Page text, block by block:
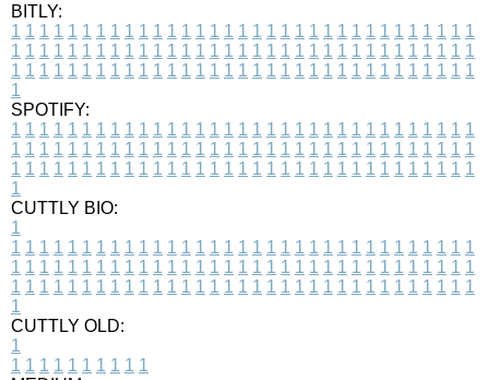
BITLY:
1 1 1 1 1 1 1 1 1 1 1 1 1 1 1 1 1 1 1 1 1 1 1 1 1 1 1 1 1 1 1 1 1
1 1 1 1 1 1 1 1 1 1 1 1 1 1 1 1 1 1 1 1 1 1 1 1 1 1 1 1 1 1 1 1 1
1 1 1 1 1 1 1 1 1 1 1 1 1 1 1 1 1 1 1 1 1 1 1 1 1 1 1 1 1 1 1 1 1
1
SPOTIFY:
1 1 1 1 1 1 1 1 1 1 1 1 1 1 1 1 1 1 1 1 1 1 1 1 1 1 1 1 1 1 1 1 1
1 1 1 1 1 1 1 1 1 1 1 1 1 1 1 1 1 1 1 1 1 1 1 1 1 1 1 1 1 1 1 1 1
1 1 1 1 1 1 1 1 1 1 1 1 1 1 1 1 1 1 1 1 1 1 1 1 1 1 1 1 1 1 1 1 1
1
CUTTLY BIO:
1
1 1 1 1 1 1 1 1 1 1 1 1 1 1 1 1 1 1 1 1 1 1 1 1 1 1 1 1 1 1 1 1 1
1 1 1 1 1 1 1 1 1 1 1 1 1 1 1 1 1 1 1 1 1 1 1 1 1 1 1 1 1 1 1 1 1
1 1 1 1 1 1 1 1 1 1 1 1 1 1 1 1 1 1 1 1 1 1 1 1 1 1 1 1 1 1 1 1 1
1
CUTTLY OLD:
1
1 1 1 1 1 1 1 1 1 1